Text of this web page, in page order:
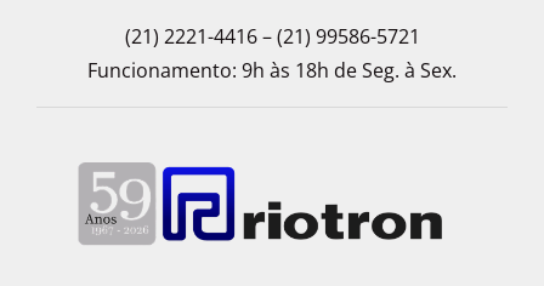
(21) 2221-4416 – (21) 99586-5721
Funcionamento: 9h às 18h de Seg. à Sex.